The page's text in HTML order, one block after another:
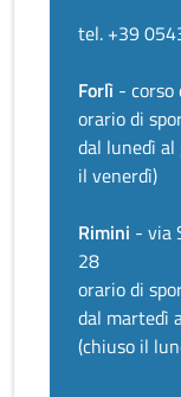
tel. +39
Forlì - corso
orario di
dal lunedì al
il venerdì)
Rimini - via
28
orario di
dal martedì
(chiuso il